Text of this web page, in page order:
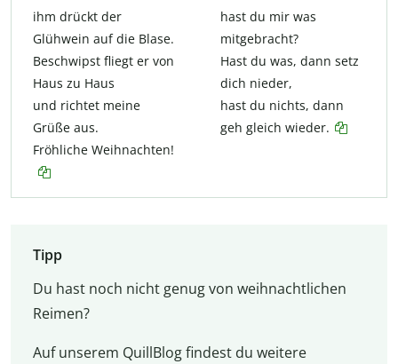
ihm drückt der
Glühwein auf die Blase.
Beschwipst fliegt er von
Haus zu Haus
und richtet meine
Grüße aus.
Fröhliche Weihnachten!
hast du mir was
mitgebracht?
Hast du was, dann setz
dich nieder,
hast du nichts, dann
geh gleich wieder.
Tipp
Du hast noch nicht genug von weihnachtlichen
Reimen?
Auf unserem QuillBlog findest du weitere